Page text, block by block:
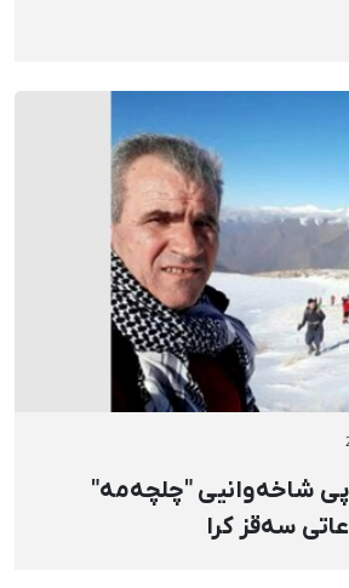
شاخەوانیی "چلچەمە"
سەقز کرا